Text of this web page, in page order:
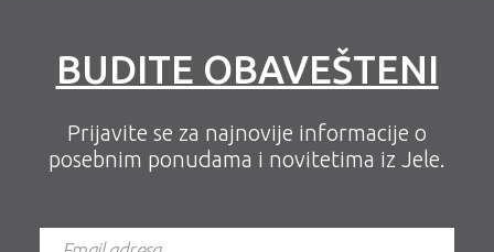
BUDITE OBAVEŠTENI
Prijavite se za najnovije informacije o
posebnim ponudama i novitetima iz Jele.